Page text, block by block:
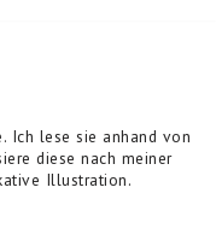
Ich lese sie anhand von
diese nach meiner
Illustration.